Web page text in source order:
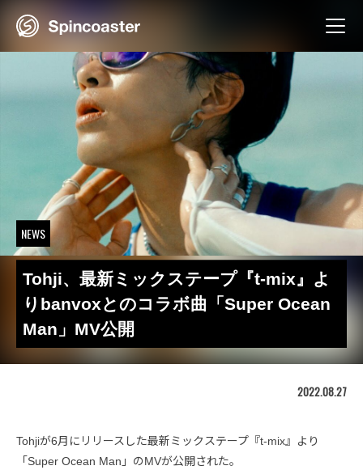
NEWS
Tohji、最新ミックステープ『t-mix』よ
りbanvoxとのコラボ曲「Super Ocean
Man」MV公開
2022.08.27
Tohjiが6月にリリースした最新ミックステープ『t-mix』より
「Super Ocean Man」のMVが公開された。